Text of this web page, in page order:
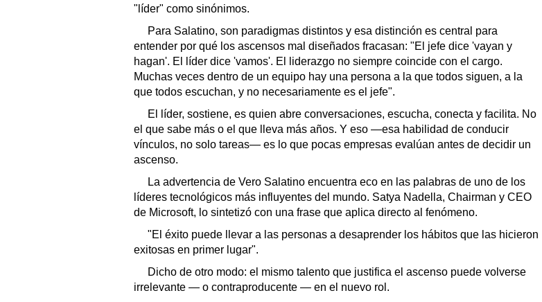
"líder" como sinónimos.
Para Salatino, son paradigmas distintos y esa distinción es central para
entender por qué los ascensos mal diseñados fracasan: "El jefe dice 'vayan y
hagan'. El líder dice 'vamos'. El liderazgo no siempre coincide con el cargo.
Muchas veces dentro de un equipo hay una persona a la que todos siguen, a la
que todos escuchan, y no necesariamente es el jefe".
El líder, sostiene, es quien abre conversaciones, escucha, conecta y facilita. No
el que sabe más o el que lleva más años. Y eso —esa habilidad de conducir
vínculos, no solo tareas— es lo que pocas empresas evalúan antes de decidir un
ascenso.
La advertencia de Vero Salatino encuentra eco en las palabras de uno de los
líderes tecnológicos más influyentes del mundo. Satya Nadella, Chairman y CEO
de Microsoft, lo sintetizó con una frase que aplica directo al fenómeno.
"El éxito puede llevar a las personas a desaprender los hábitos que las hicieron
exitosas en primer lugar".
Dicho de otro modo: el mismo talento que justifica el ascenso puede volverse
irrelevante — o contraproducente — en el nuevo rol.